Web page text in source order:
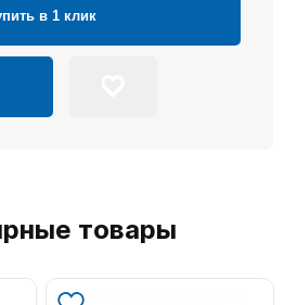
в 1 клик
товары